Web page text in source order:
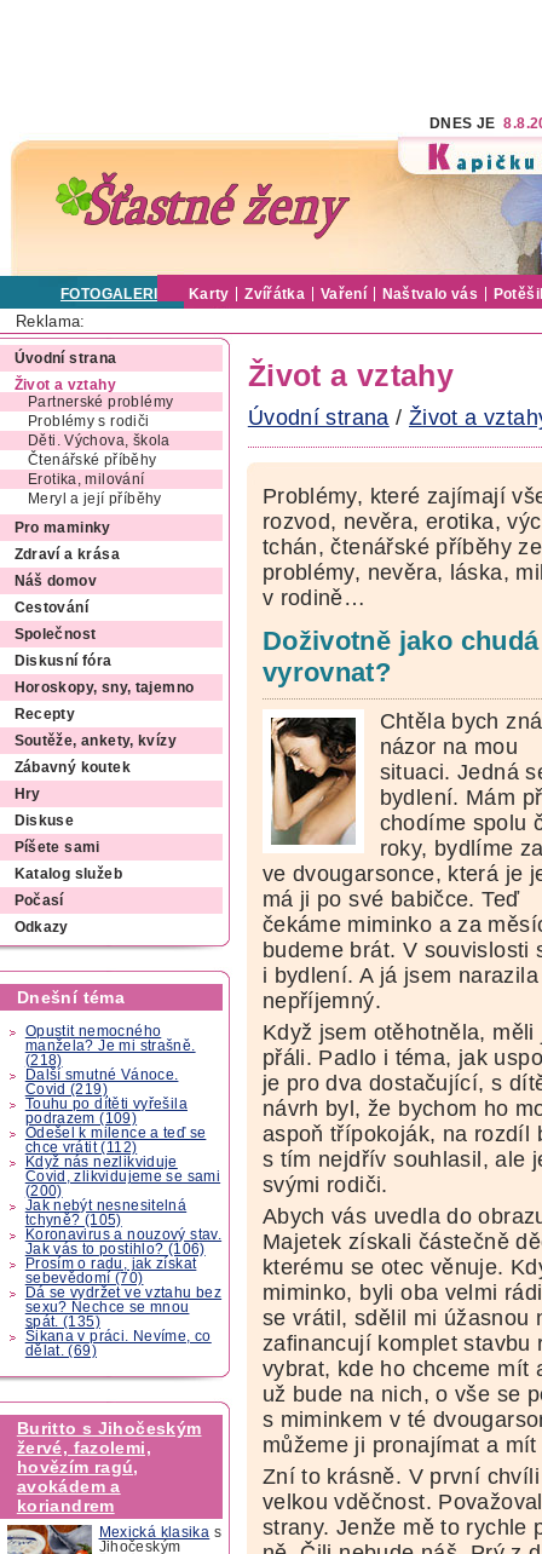
DNES JE
FOTOGALERIE Karty Zvířátka Vaření Naštvalo vás
Reklama:
Úvodní strana
Život a vztahy
Partnerské problémy
Problémy s rodiči
Děti. Výchova, škola
Čtenářské příběhy
Erotika, milování
Meryl a její příběhy
Pro maminky
Zdraví a krása
Náš domov
Cestování
Společnost
Diskusní fóra
Horoskopy, sny, tajemno
Recepty
Soutěže, ankety, kvízy
Zábavný koutek
Hry
Diskuse
Píšete sami
Katalog služeb
Počasí
Odkazy
Dnešní téma
Opustit nemocného
manžela? Je mi strašně.
(218)
Další smutné Vánoce.
Covid (219)
Touhu po dítěti vyřešila
podrazem (109)
Odešel k milence a teď se
chce vrátit (112)
Když nás nezlikviduje
Covid, zlikvidujeme se sami
(200)
Jak nebýt nesnesitelná
tchyně? (105)
Koronavirus a nouzový stav.
Jak vás to postihlo? (106)
Prosím o radu, jak získat
sebevědomí (70)
Dá se vydržet ve vztahu bez
sexu? Nechce se mnou
spát. (135)
Šikana v práci. Nevíme, co
dělat. (69)
Buritto s Jihočeským
žervé, fazolemi,
hovězím ragú,
avokádem a
koriandrem
Mexická klasika s
Jihočeským
Život a vztahy
Úvodní strana / Život a
Problémy, které zajímají
rozvod, nevěra, erotika,
tchán, čtenářské příběhy
problémy, nevěra, láska,
v rodině…
Doživotně jako
vyrovnat?
Chtěla bych
názor na mou
situaci. Jedná
bydlení. Mám
chodíme spolu
roky, bydlíme
ve dvougarsonce, která je
má ji po své babičce. Teď
čekáme miminko a za
budeme brát. V
i bydlení. A já jsem
nepříjemný.
Když jsem otěhotněla,
přáli. Padlo i téma, jak
je pro dva dostačující, s
návrh byl, že bychom ho
aspoň třípokoják, na rozdíl
s tím nejdřív souhlasil, ale
svými rodiči.
Abych vás uvedla do
Majetek získali částečně
kterému se otec věnuje.
miminko, byli oba velmi
se vrátil, sdělil mi úžasnou
zafinancují komplet stavbu
vybrat, kde ho chceme mít
už bude na nich, o vše se
s miminkem v té
můžeme ji pronajímat a
Zní to krásně. V první
velkou vděčnost.
strany. Jenže mě to rychle